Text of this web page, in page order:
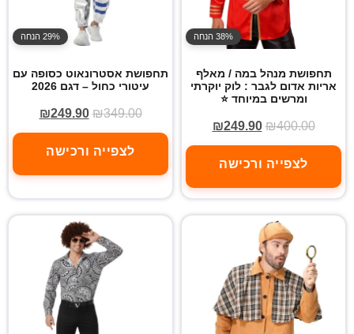
38% הנחה
תחפושת מנהל במה / מאלף
אריות אדום לגבר : לוק יוקרתי
ומרשים במיוחד ⭐
₪400.00
₪249.90
לצפייה ורכישה
29% הנחה
תחפושת אסטרונאוט כסופה עם
עיטורי כחול – דגם 2026
₪349.00
₪249.90
לצפייה ורכישה